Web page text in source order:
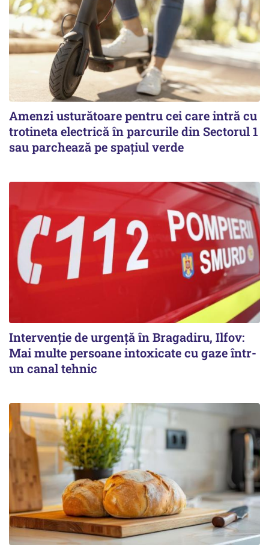
Amenzi usturătoare pentru cei care intră cu
trotineta electrică în parcurile din Sectorul 1
sau parchează pe spațiul verde
Intervenție de urgență în Bragadiru, Ilfov:
Mai multe persoane intoxicate cu gaze într-
un canal tehnic